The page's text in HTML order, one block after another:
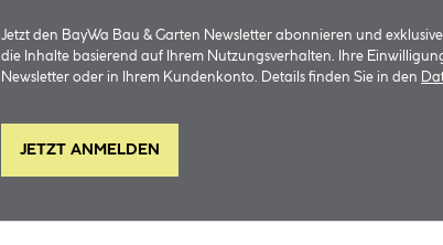
Jetzt den BayWa Bau & Garten Newsletter abonnieren und
die Inhalte basierend auf Ihrem Nutzungsverhalten. Ihre
Newsletter oder in Ihrem Kundenkonto. Details finden Sie in den
JETZT ANMELDEN